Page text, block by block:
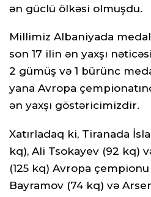
ən güclü ölkəsi olmuşdu.
Millimiz Albaniyada
son 17 ilin ən yaxşı
2 gümüş və 1 bürünc
yana Avropa
ən yaxşı göstəricimizdir.
Xatırladaq ki, Tiranada
kq), Ali Tsokayev (92 kq)
(125 kq) Avropa
Bayramov (74 kq) və